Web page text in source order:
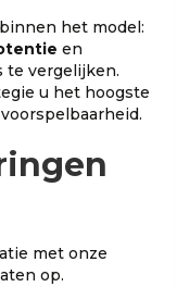
het model:
en
te vergelijken.
u het hoogste
met onze
op.